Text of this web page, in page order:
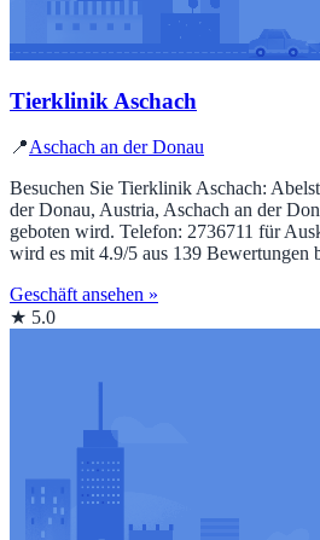
Tierklinik Aschach
📍Aschach an der Donau
Besuchen Sie Tierklinik Aschach:
der Donau, Austria, Aschach an der
geboten wird. Telefon: 2736711 für
wird es mit 4.9/5 aus 139 Bewertungen
Geschäft ansehen »
★ 5.0